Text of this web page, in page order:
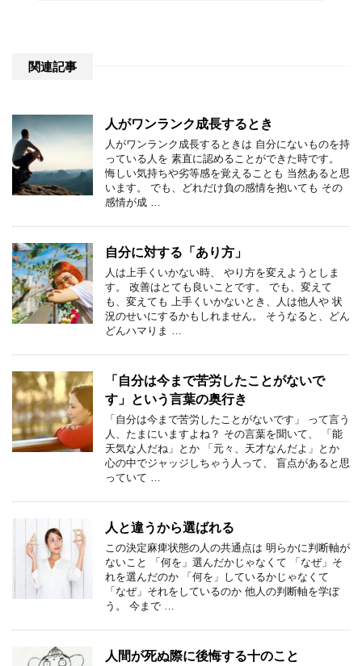
関連記事
人がワンランク成長するとき
人がワンランク成長するときは 自分にないものを持
っている人を 素直に認めることができた時です。
悔しい気持ちや劣等感を覚えることも 当然あると思
います。 でも、どれだけ負の感情を抱いても その
感情が成 …
自分に対する「あり方」
人は上手くいかない時、 やり方を変えようとしま
す。 改善はとても良いことです。 でも、変えて
も、変えても 上手くいかないとき、人は他人や 状
況のせいにするかもしれません。 そうなると、どん
どんハマりま …
「自分は今まで苦労したことがないで
す」という言葉の奥行き
「自分は今まで苦労したことがないです」 って言う
人、たまにいますよね？ その言葉を聞いて、 「能
天気な人だね」とか 「元々、天才なんだよ」とか
心の中でジャッジしちゃう人って、 盲点があると思
っていて …
人と違うから選ばれる
この決定麻痺状態の人の共通点は 明らかに判断軸が
ないこと 「何を」選んだかじゃなくて 「なぜ」そ
れを選んだのか 「何を」しているかじゃなくて
「なぜ」それをしているのか 他人の判断軸を学ぼ
う。 今まで …
人間が死ぬ際に後悔する十のこと